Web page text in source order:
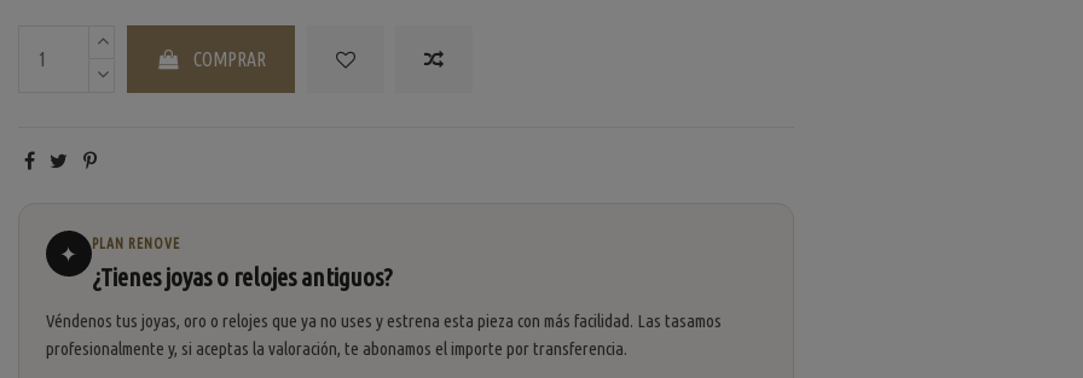
COMPRAR
✦ PLAN RENOVE
¿Tienes joyas o relojes antiguos?
Véndenos tus joyas, oro o relojes que ya no uses y estrena esta pieza con más facilidad. Las tasamos
profesionalmente y, si aceptas la valoración, te abonamos el importe por transferencia.